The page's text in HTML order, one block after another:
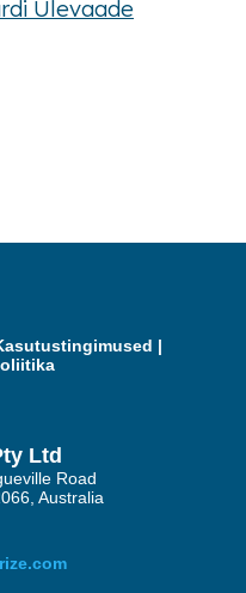
Ülevaade
|
Ltd
Road
Australia